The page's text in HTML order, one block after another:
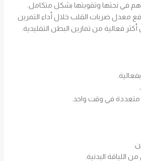
في نحتها وتقويتها بشكل متكامل.
معدل ضربات القلب خلال أداء التمرين
فعالية من تمارين البطن التقليدية.
في وقت واحد.
البدنية.